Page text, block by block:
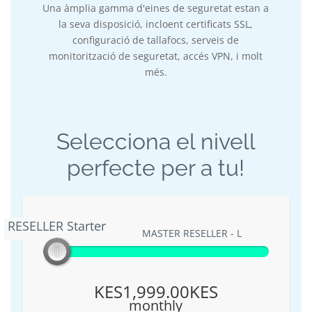
Una àmplia gamma d'eines de seguretat estan a
la seva disposició, incloent certificats SSL,
configuració de tallafocs, serveis de
monitorització de seguretat, accés VPN, i molt
més.
Selecciona el nivell
perfecte per a tu!
RESELLER Starter
RESELLER Starter MASTER RESELLER - L
KES1,999.00KES
monthly